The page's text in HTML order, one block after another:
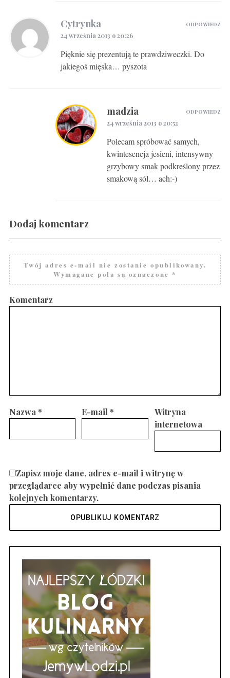
Cytrynka
24 września 2013 o 20:26
Pięknie się prezentują te prawdziweczki. Do
jakiegoś mięska… pyszota
ODPOWIEDZ
madzia
24 września 2013 o 20:52
Polecam spróbować samych,
kwintesencja jesieni, intensywny
grzybowy smak podkreślony przez
smakową sól… ach:-)
ODPOWIEDZ
Dodaj komentarz
Twój adres e-mail nie zostanie opublikowany.
Wymagane pola są oznaczone *
Komentarz
Nazwa * E-mail *
Witryna
internetowa
Zapisz moje dane, adres e-mail i witrynę w
przeglądarce aby wypełnić dane podczas pisania
kolejnych komentarzy.